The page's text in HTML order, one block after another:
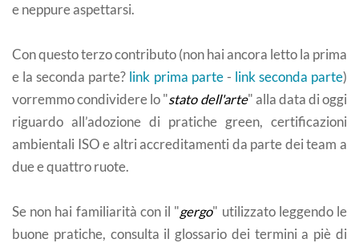
e neppure aspettarsi.
Con questo terzo contributo (non hai ancora letto la prima
e la seconda parte? link prima parte- link seconda parte)
vorremmo condividere lo "stato dell'arte" alla data di oggi
riguardo all’adozione di pratiche green, certificazioni
ambientali ISO e altri accreditamenti da parte dei team a
due e quattro ruote.
Se non hai familiarità con il "gergo" utilizzato leggendo le
buone pratiche, consulta il glossario dei termini a piè di